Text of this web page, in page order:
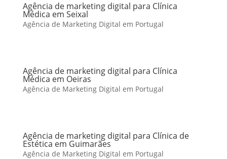
Agência de marketing digital para Clínica
Médica em Seixal
Agência de Marketing Digital em Portugal
Agência de marketing digital para Clínica
Médica em Oeiras
Agência de Marketing Digital em Portugal
Agência de marketing digital para Clínica de
Estética em Guimarães
Agência de Marketing Digital em Portugal